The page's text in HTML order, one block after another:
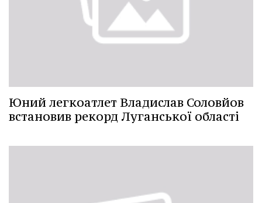
Юний легкоатлет Владислав Соловйов
встановив рекорд Луганської області